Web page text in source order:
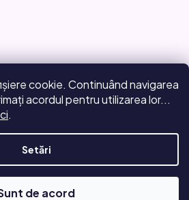
cookie. Continuând navigarea
acordul pentru utilizarea lor...
.
Setări
de acord
Creat de Shoptet
Beauty Manifesto. Toate drepturile